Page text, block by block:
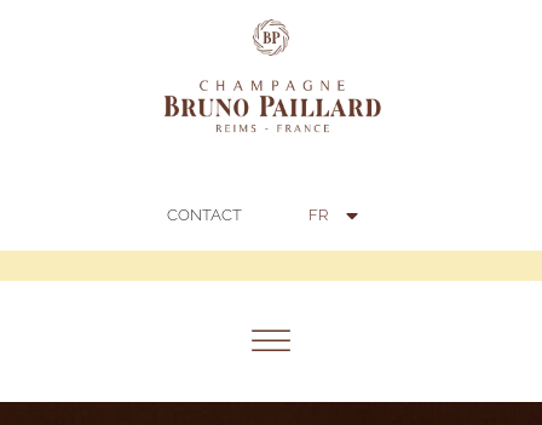
CONTACT FR
IT
日本語